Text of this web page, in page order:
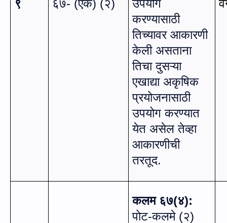
९ ६७- (एक) (२)
उपयोग
करण्यासाठी
तिच्यावर आकारणी
केली असताना
तिचा दुसऱ्या
एखाद्या अकृषिक
प्रयोजनासाठी
उपयोग करण्यात
येत असेल तेव्हा
आकारणीची
तरतूद.
कलम ६७(४):
पोट-कलमे (२)